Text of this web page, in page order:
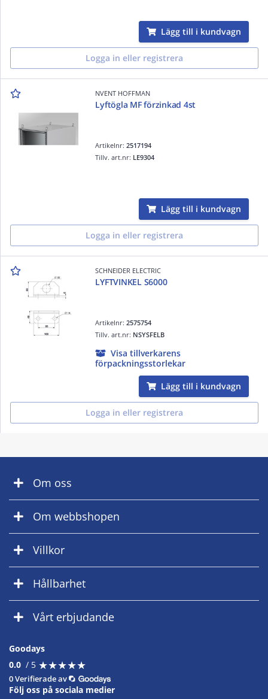
Lägg till i kundvagn
Logga in eller registrera
NVENT HOFFMAN
Lyftögla MF förzinkad 4st
Artikelnr:2517194
Tillv. art.nr: LE9304
Lägg till i kundvagn
Logga in eller registrera
SCHNEIDER ELECTRIC
LYFTVINKEL S6000
Artikelnr:2575754
Tillv. art.nr: NSYSFELB
Visa tillverkarens
förpackningsstorlekar
Lägg till i kundvagn
Logga in eller registrera
Om oss
Om webbshopen
Villkor
Hållbarhet
Vårt erbjudande
Goodays
0.0 / 5 ★★★★★
★★★★★
0 Verifierade av
Följ oss på sociala medier